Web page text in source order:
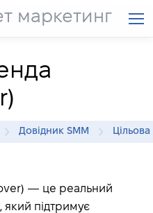
маркетинг
Довідник SMM
— це реальний
який підтримує